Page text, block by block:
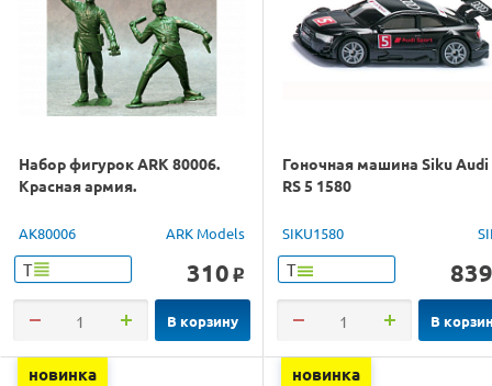
Набор фигурок ARK 80006.
Красная армия.
AK80006 ARK Models
Т 310 o
В корзину
Гоночная машина Siku Audi
RS 5 1580
SIKU1580
Т 839
В
новинка новинка